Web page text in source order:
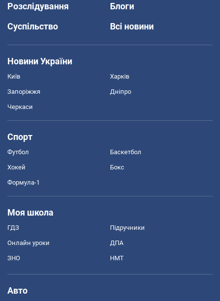
Розслідування
Блоги
Суспільство
Всі новини
Новини України
Київ Харків
Запоріжжя Дніпро
Черкаси
Спорт
Футбол Баскетбол
Хокей Бокс
Формула-1
Моя школа
ГДЗ Підручники
Онлайн уроки ДПА
ЗНО НМТ
Авто